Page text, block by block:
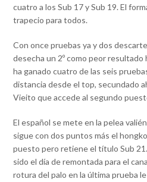
cuatro a los Sub 17 y Sub 19. El
trapecio para todos.
Con once pruebas ya y dos
desecha un 2º como peor resultado
ha ganado cuatro de las seis
distancia desde el top, secundado
Vieito que accede al segundo
El español se mete en la pelea
sigue con dos puntos más el
puesto pero retiene el título Sub
sido el día de remontada para el
rotura del palo en la última prueba